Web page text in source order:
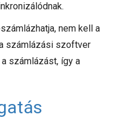
nem kell a
számlázási szoftver
számlázást, így a